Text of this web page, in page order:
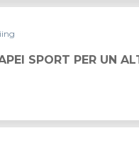
QUADRIENNIO
SPORT PER UN
CONDITIONING